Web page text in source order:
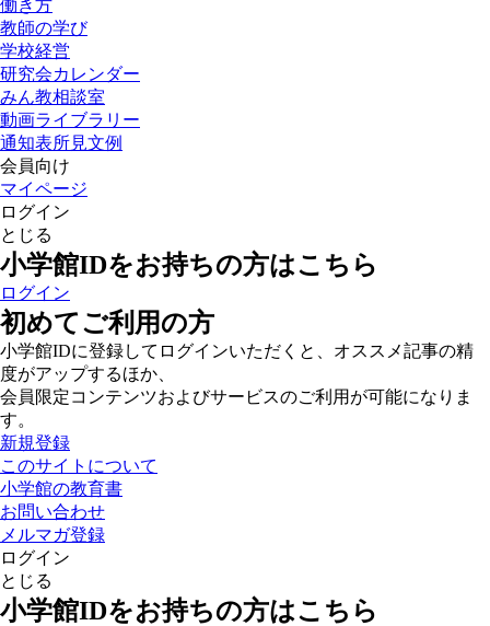
働き方
教師の学び
学校経営
研究会カレンダー
みん教相談室
動画ライブラリー
通知表所見文例
会員向け
マイページ
ログイン
とじる
小学館IDをお持ちの方はこちら
ログイン
初めてご利用の方
小学館IDに登録してログインいただくと、オススメ記事の精
度がアップするほか、
会員限定コンテンツおよびサービスのご利用が可能になりま
す。
新規登録
このサイトについて
小学館の教育書
お問い合わせ
メルマガ登録
ログイン
とじる
小学館IDをお持ちの方はこちら